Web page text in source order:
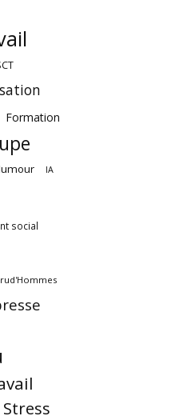
Formation
IA
social
Stress